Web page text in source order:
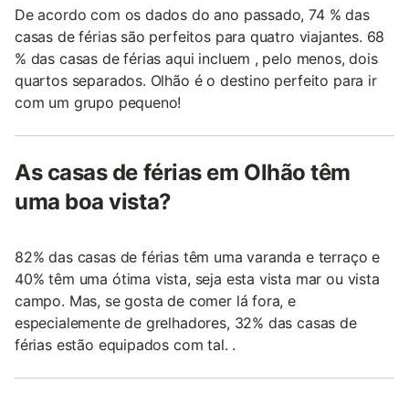
De acordo com os dados do ano passado, 74 % das
casas de férias são perfeitos para quatro viajantes. 68
% das casas de férias aqui incluem , pelo menos, dois
quartos separados. Olhão é o destino perfeito para ir
com um grupo pequeno!
As casas de férias em Olhão têm
uma boa vista?
82% das casas de férias têm uma varanda e terraço e
40% têm uma ótima vista, seja esta vista mar ou vista
campo. Mas, se gosta de comer lá fora, e
especialemente de grelhadores, 32% das casas de
férias estão equipados com tal. .